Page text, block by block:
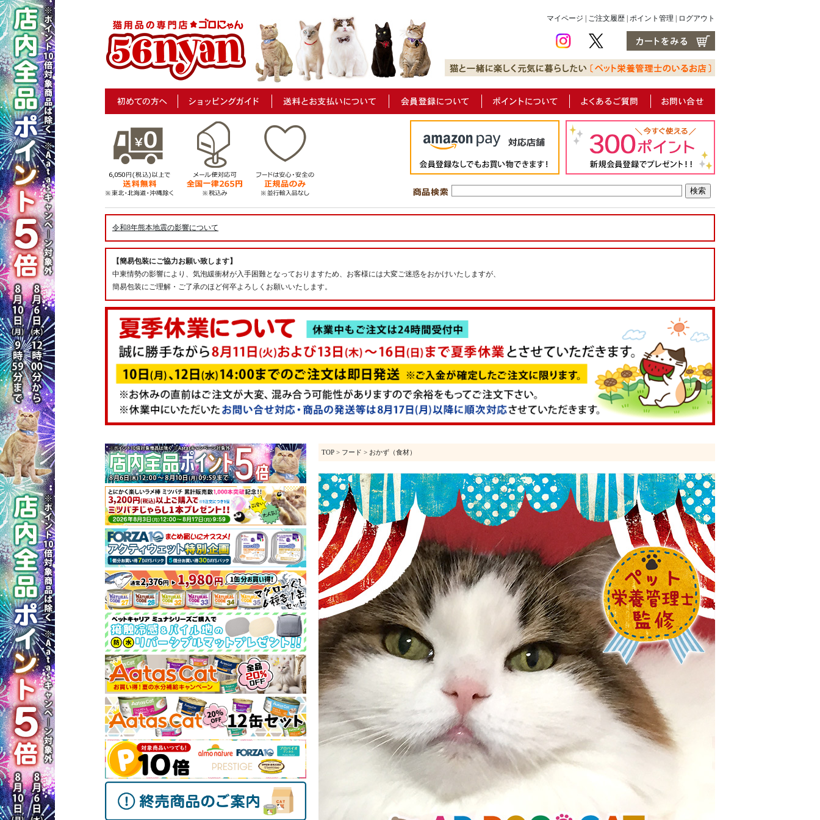
マイページ ご注文履歴 ポイント管理 ログアウト
令和8年熊本地震の影響について
【簡易包装にご協力お願い致します】
中東情勢の影響により、気泡緩衝材が入手困難となっておりますため、お客様には大変ご迷惑をおかけいたしますが、
簡易包装にご理解・ご了承のほど何卒よろしくお願いいたします。
TOP > フード > おかず（食材）